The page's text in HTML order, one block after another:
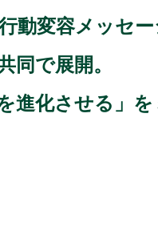
動変容メッセ
同で展開。
進化させる」